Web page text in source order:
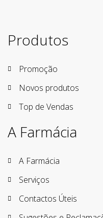
Produtos
Promoção
Novos produtos
Top de Vendas
A Farmácia
A Farmácia
Serviços
Contactos Úteis